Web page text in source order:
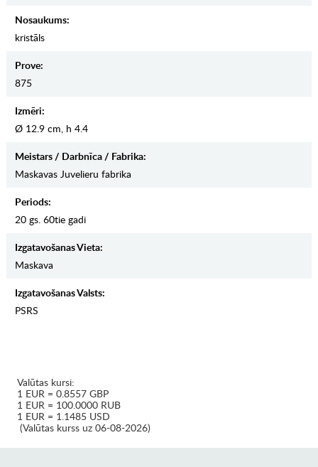
Nosaukums:
kristāls
Prove:
875
Izmēri:
Ø 12.9 cm, h 4.4
Meistars / Darbnīca / Fabrika:
Maskavas Juvelieru fabrika
Periods:
20 gs. 60tie gadi
Izgatavošanas Vieta:
Maskava
Izgatavošanas Valsts:
PSRS
Valūtas kursi:
1 EUR = 0.8557 GBP
1 EUR = 100.0000 RUB
1 EUR = 1.1485 USD
(Valūtas kurss uz 06-08-2026)